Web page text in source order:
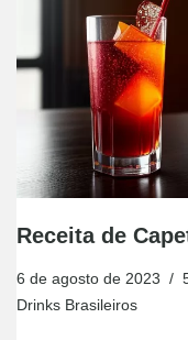
Receita de
6 de agosto de 2023
Drinks Brasileiros